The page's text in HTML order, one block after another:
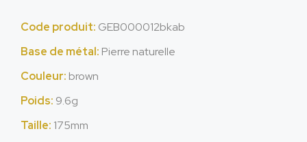
Code produit: GEB000012bkab
Base de métal: Pierre naturelle
Couleur: brown
Poids: 9.6g
Taille: 175mm